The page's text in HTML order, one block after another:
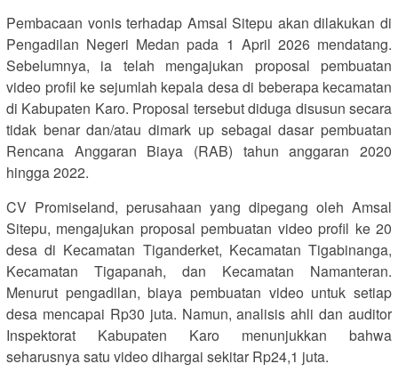
Pembacaan vonis terhadap Amsal Sitepu akan dilakukan di
Pengadilan Negeri Medan pada 1 April 2026 mendatang.
Sebelumnya, ia telah mengajukan proposal pembuatan
video profil ke sejumlah kepala desa di beberapa kecamatan
di Kabupaten Karo. Proposal tersebut diduga disusun secara
tidak benar dan/atau dimark up sebagai dasar pembuatan
Rencana Anggaran Biaya (RAB) tahun anggaran 2020
hingga 2022.
CV Promiseland, perusahaan yang dipegang oleh Amsal
Sitepu, mengajukan proposal pembuatan video profil ke 20
desa di Kecamatan Tiganderket, Kecamatan Tigabinanga,
Kecamatan Tigapanah, dan Kecamatan Namanteran.
Menurut pengadilan, biaya pembuatan video untuk setiap
desa mencapai Rp30 juta. Namun, analisis ahli dan auditor
Inspektorat Kabupaten Karo menunjukkan bahwa
seharusnya satu video dihargai sekitar Rp24,1 juta.